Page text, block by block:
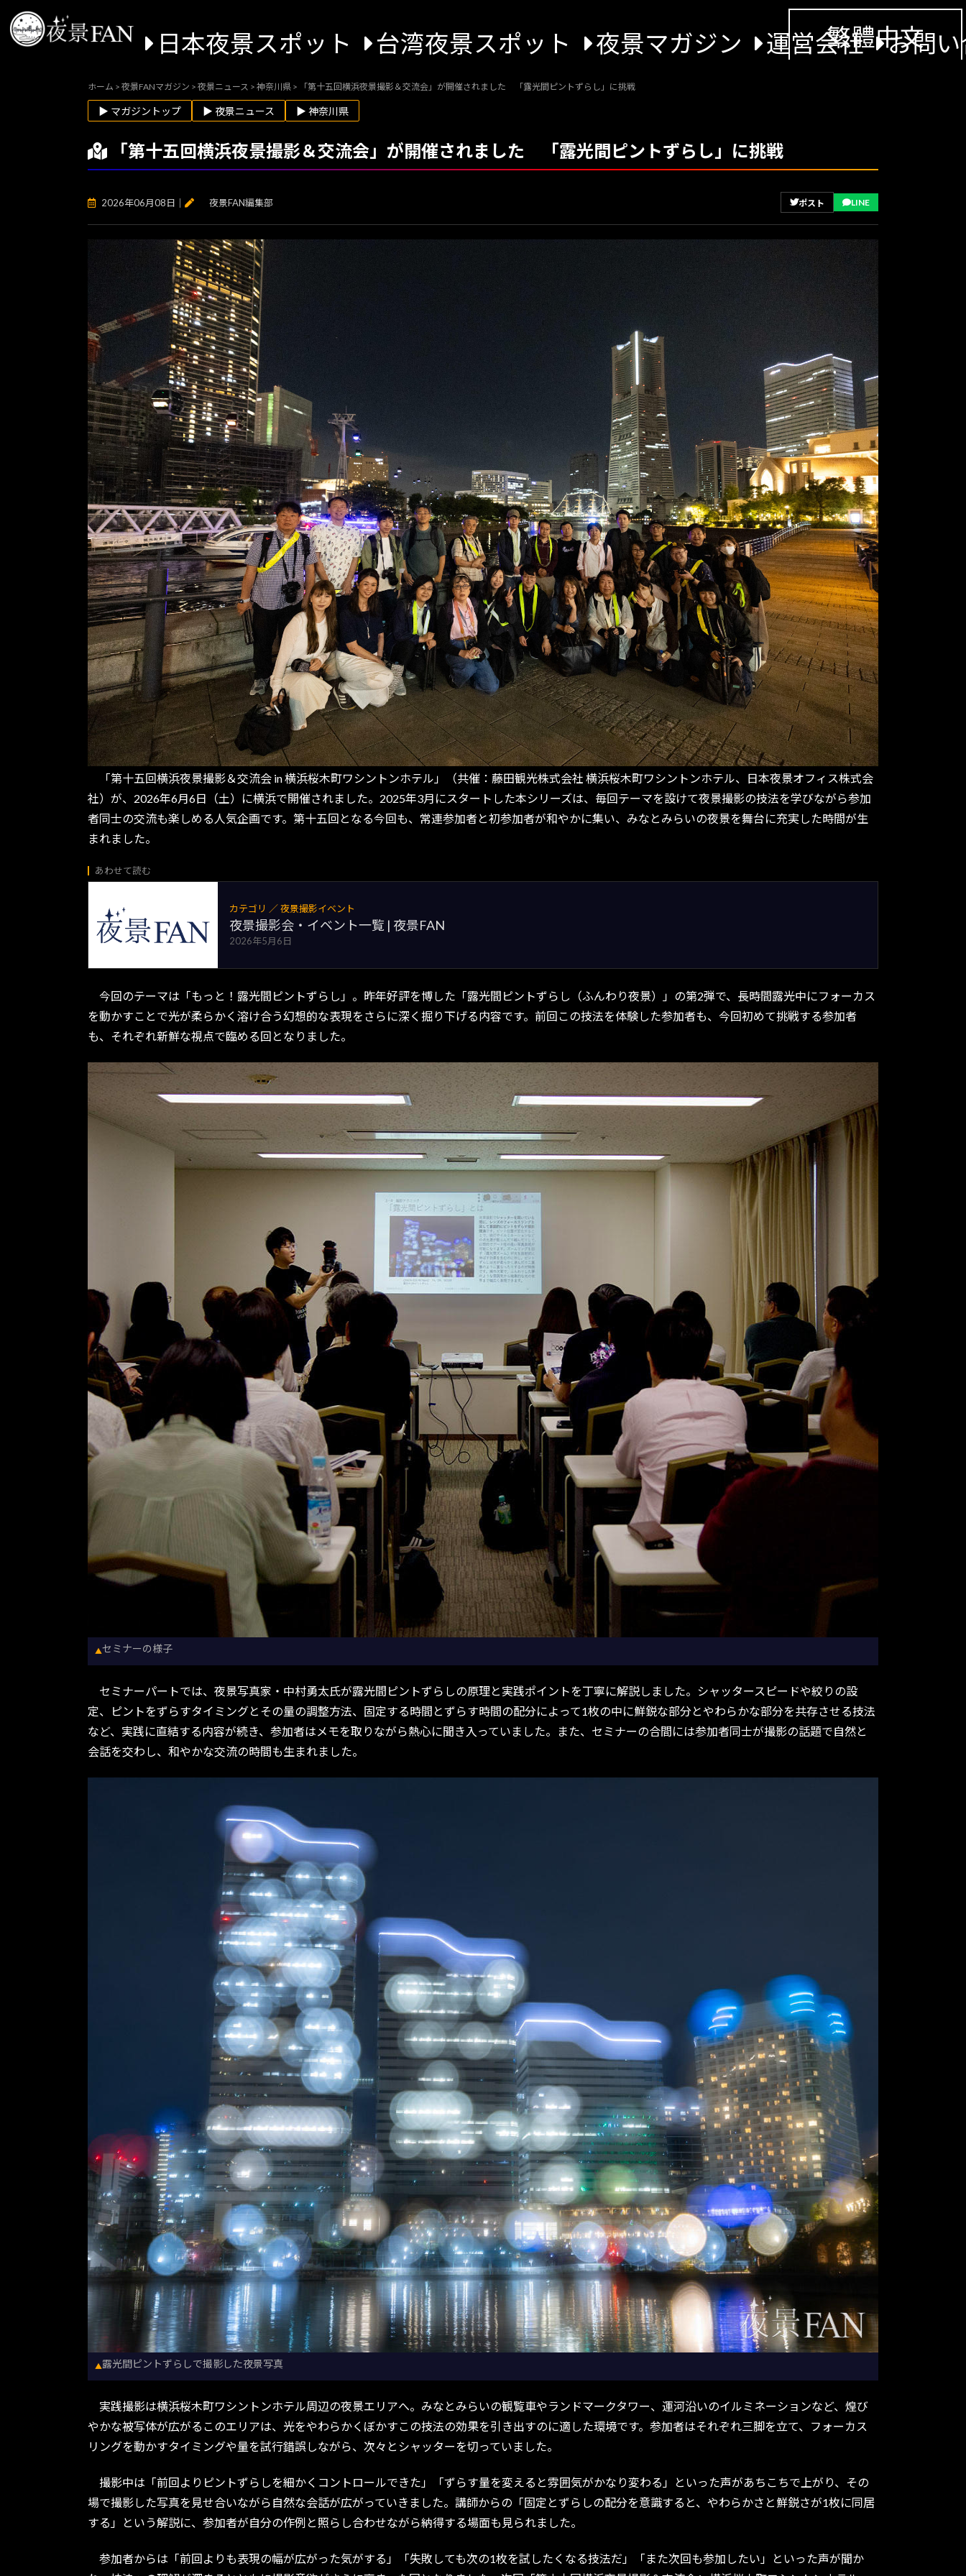
日本夜景スポット 台湾夜景スポット 夜景マガジン 運営会社 お問
繁體中文
ホーム > 夜景FANマガジン > 夜景ニュース > 神奈川県 > 「第十五回横浜夜景撮影＆交流会」が開催されました 「露光間ピントずらし」に挑戦
▶ マガジントップ ▶ 夜景ニュース ▶ 神奈川県
「第十五回横浜夜景撮影＆交流会」が開催されました 「露光間ピントずらし」に挑戦
2026年06月08日 夜景FAN編集部 ポスト LINE
「第十五回横浜夜景撮影＆交流会 in 横浜桜木町ワシントンホテル」（共催：藤田観光株式会社 横浜桜木町ワシントンホテル、日本夜景オフィス株式会
社）が、2026年6月6日（土）に横浜で開催されました。2025年3月にスタートした本シリーズは、毎回テーマを設けて夜景撮影の技法を学びながら参加
者同士の交流も楽しめる人気企画です。第十五回となる今回も、常連参加者と初参加者が和やかに集い、みなとみらいの夜景を舞台に充実した時間が生
まれました。
あわせて読む
カテゴリ ／ 夜景撮影イベント
夜景撮影会・イベント一覧 | 夜景FAN
2026年5月6日
今回のテーマは「もっと！露光間ピントずらし」。昨年好評を博した「露光間ピントずらし（ふんわり夜景）」の第2弾で、長時間露光中にフォーカス
を動かすことで光が柔らかく溶け合う幻想的な表現をさらに深く掘り下げる内容です。前回この技法を体験した参加者も、今回初めて挑戦する参加者
も、それぞれ新鮮な視点で臨める回となりました。
▲セミナーの様子
セミナーパートでは、夜景写真家・中村勇太氏が露光間ピントずらしの原理と実践ポイントを丁寧に解説しました。シャッタースピードや絞りの設
定、ピントをずらすタイミングとその量の調整方法、固定する時間とずらす時間の配分によって1枚の中に鮮鋭な部分とやわらかな部分を共存させる技法
など、実践に直結する内容が続き、参加者はメモを取りながら熱心に聞き入っていました。また、セミナーの合間には参加者同士が撮影の話題で自然と
会話を交わし、和やかな交流の時間も生まれました。
▲露光間ピントずらしで撮影した夜景写真
実践撮影は横浜桜木町ワシントンホテル周辺の夜景エリアへ。みなとみらいの観覧車やランドマークタワー、運河沿いのイルミネーションなど、煌び
やかな被写体が広がるこのエリアは、光をやわらかくぼかすこの技法の効果を引き出すのに適した環境です。参加者はそれぞれ三脚を立て、フォーカス
リングを動かすタイミングや量を試行錯誤しながら、次々とシャッターを切っていました。
撮影中は「前回よりピントずらしを細かくコントロールできた」「ずらす量を変えると雰囲気がかなり変わる」といった声があちこちで上がり、その
場で撮影した写真を見せ合いながら自然な会話が広がっていきました。講師からの「固定とずらしの配分を意識すると、やわらかさと鮮鋭さが1枚に同居
する」という解説に、参加者が自分の作例と照らし合わせながら納得する場面も見られました。
参加者からは「前回よりも表現の幅が広がった気がする」「失敗しても次の1枚を試したくなる技法だ」「また次回も参加したい」といった声が聞か